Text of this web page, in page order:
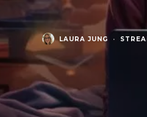
LAURA JUNG ·